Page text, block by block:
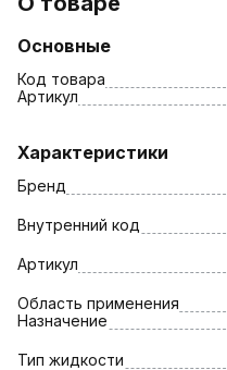
Основные
Код товара
Артикул
Характеристики
Бренд
Внутренний код
Артикул
Область применения
Назначение
Тип жидкости